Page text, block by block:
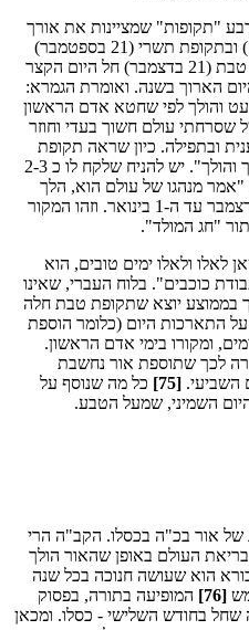
"תקופות" שמציינות את אורך
היום והלילה. בתקופת ניסן (21 במרץ) ובתקופת תשרי (21 בספטמבר)
שווים היום והלילה בארכם. בתקופת טבת (21 בדצמבר) חל היום הקצר
(21 ביוני) חל היום הארוך בשנה. ואומרת הגמרא:
והולך לפי שחטא אדם הראשון
עולם חשוך בעדי וחוזר
ובתפילה. כיון שראה תקופת
טבת (21 בדצמבר) וראה יום שמאריך והולך". יש להניח שלקח לו כ 2-3
והגיע ל-24 בדצמבר "אמר מנהגו של עולם הוא, הלך
ועשה שמונה ימים טובים", מה-24 בדצמבר עד ה-1 בינואר. וזהו המקור
"חג המולד".
ולאלו ימים טובים, הוא
כוכבים". בלוח העברי, שאינו
בממוצע יוצא שתקופת טבת חלה
התארכות היום (כלומר הוספת
ומקורו בימי אדם הראשון.
לכך שתוספת אור נחשבת
השביעי. [75]
כל מה שנוסף על
השמיני, שמעל הטבע.
של אור בכ"ה בכסלו. הקב"ה הרי
העולם באופן שהאור הולך
הוא שעושה חנוכה בכל שנה
[76]
המופיעה בתורה, בפסוק
בחודש השלישי - כסלו. ומכאן